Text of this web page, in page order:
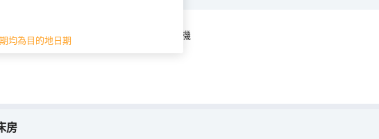
均為目的地日期
10層 空調 電視機
房